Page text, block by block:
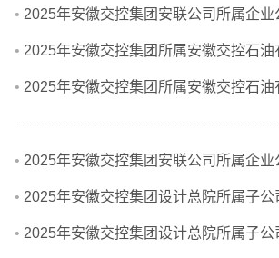
• 2025年安徽交控集团安联公司所属企业
• 2025年安徽交控集团所属安徽交控石
• 2025年安徽交控集团所属安徽交控石
• 2025年安徽交控集团安联公司所属企业
• 2025年安徽交控集团设计总院所属子
• 2025年安徽交控集团设计总院所属子